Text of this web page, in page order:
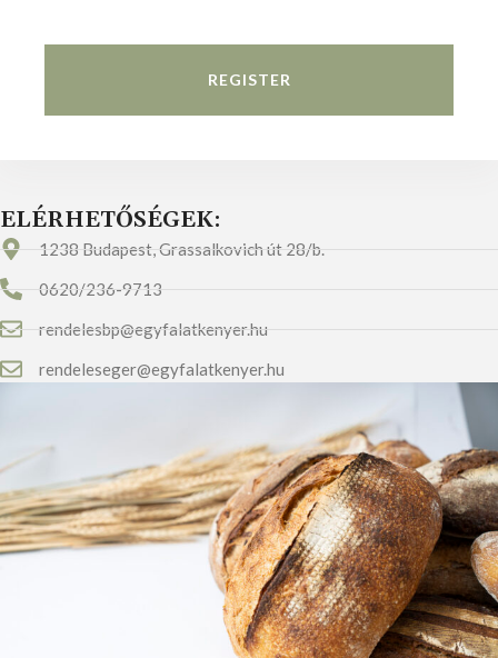
ELÉRHETŐSÉGEK:
1238 Budapest, Grassalkovich út 28/b.
0620/236-9713
rendelesbp@egyfalatkenyer.hu
rendeleseger@egyfalatkenyer.hu